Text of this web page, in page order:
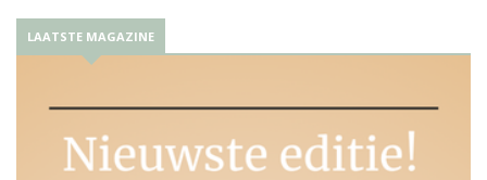
LAATSTE MAGAZINE